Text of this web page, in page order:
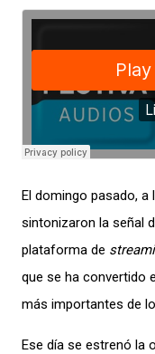
El domingo pasado, a
sintonizaron la señal
plataforma de
que se ha convertido
más importantes de
Ese día se estrenó la